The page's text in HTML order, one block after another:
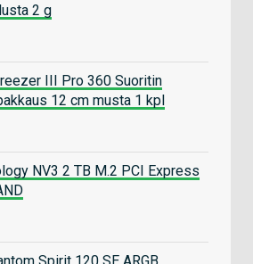
2 g
III Pro 360 Suoritin
12 cm musta 1 kpl
NV3 2 TB M.2 PCI Express